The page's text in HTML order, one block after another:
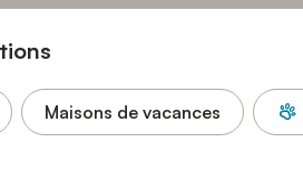
Maisons de vacances